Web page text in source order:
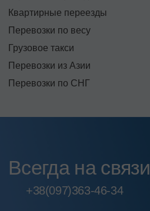
Квартирные переезды
Перевозки по весу
Грузовое такси
Перевозки из Азии
Перевозки по СНГ
Всегда на связи
+38(097)363-46-34